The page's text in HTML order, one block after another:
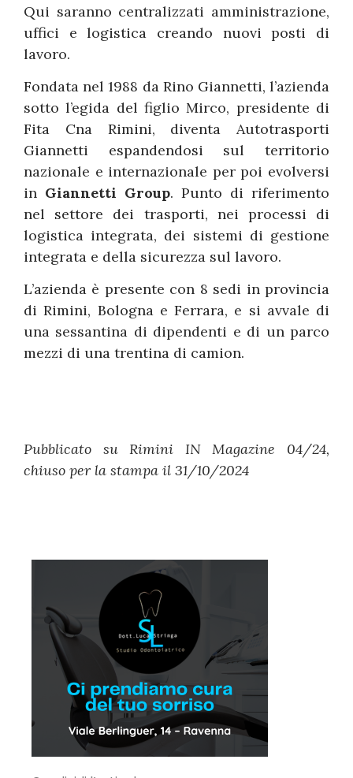
Qui saranno centralizzati amministrazione,
uffici e logistica creando nuovi posti di
lavoro.
Fondata nel 1988 da Rino Giannetti, l’azienda
sotto l’egida del figlio Mirco, presidente di
Fita Cna Rimini, diventa Autotrasporti
Giannetti espandendosi sul territorio
nazionale e internazionale per poi evolversi
in Giannetti Group. Punto di riferimento
nel settore dei trasporti, nei processi di
logistica integrata, dei sistemi di gestione
integrata e della sicurezza sul lavoro.
L’azienda è presente con 8 sedi in provincia
di Rimini, Bologna e Ferrara, e si avvale di
una sessantina di dipendenti e di un parco
mezzi di una trentina di camion.
Pubblicato su Rimini IN Magazine 04/24,
chiuso per la stampa il 31/10/2024